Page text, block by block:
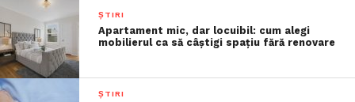
ȘTIRI
Apartament mic, dar locuibil: cum alegi
mobilierul ca să câștigi spațiu fără renovare
ȘTIRI